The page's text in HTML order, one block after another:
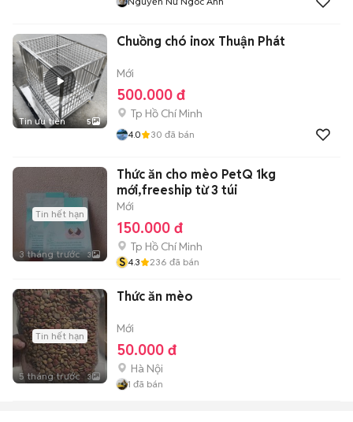
Tin ưu tiên 5
Chuồng chó inox Thuận Phát
Mới
500.000 đ
Tp Hồ Chí Minh
4.0 30 đã bán
Tin hết hạn
3 tháng trước 3
Thức ăn cho mèo PetQ 1kg
mới,freeship từ 3 túi
Mới
150.000 đ
Tp Hồ Chí Minh
S 4.3 236 đã bán
Tin hết hạn
5 tháng trước 3
Thức ăn mèo
Mới
50.000 đ
Hà Nội
1 đã bán